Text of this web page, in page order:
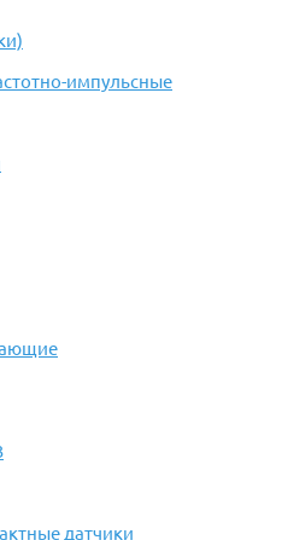
импульсные
датчики